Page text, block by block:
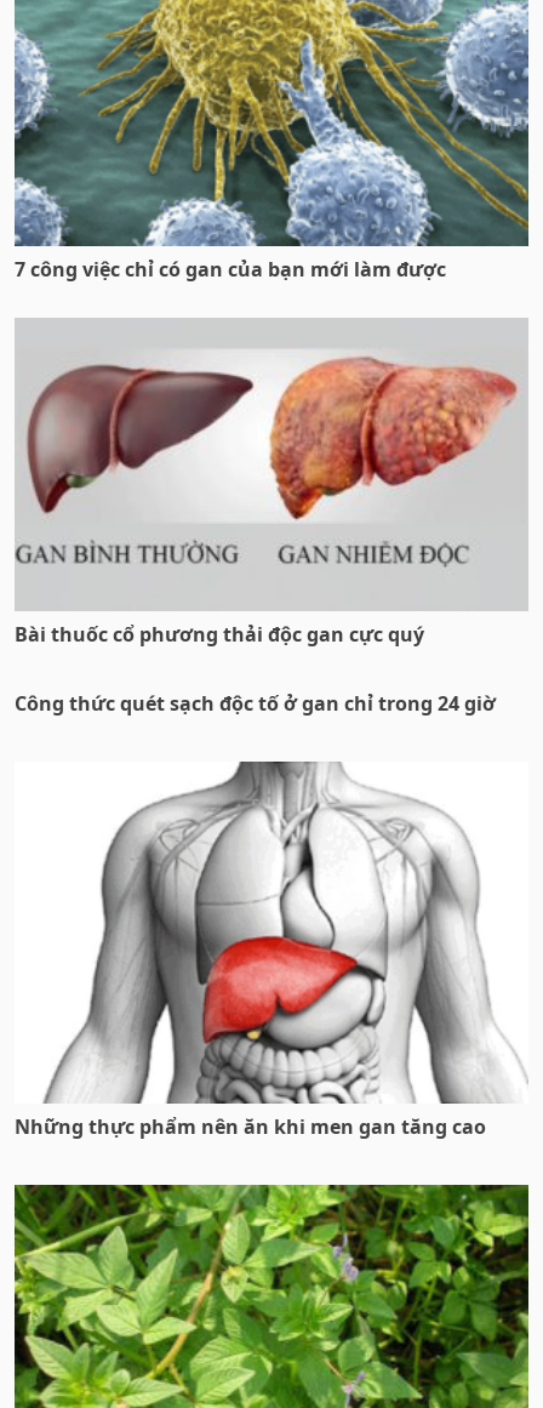
7 công việc chỉ có gan của bạn mới làm được
Bài thuốc cổ phương thải độc gan cực quý
Công thức quét sạch độc tố ở gan chỉ trong 24 giờ
Những thực phẩm nên ăn khi men gan tăng cao